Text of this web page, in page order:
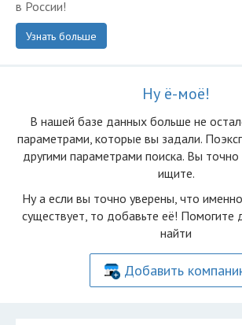
в России!
Узнать больше
Ну ё-моё!
В нашей базе данных больше не
параметрами, которые вы задали.
другими параметрами поиска. Вы
ищите.
Ну а если вы точно уверены, что
существует, то добавьте её! Помогите
найти
Добавить